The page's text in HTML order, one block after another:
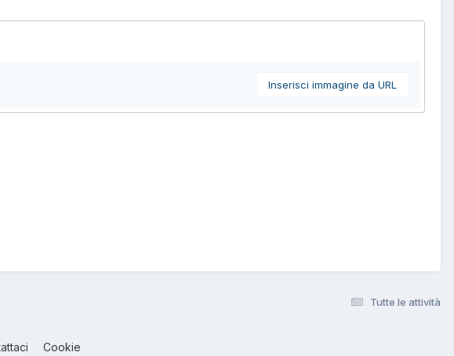
Inserisci immagine da URL
Tutte le attività
Cookie